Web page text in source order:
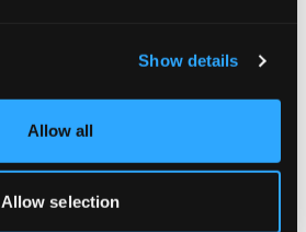
Show details
Allow all
Allow selection
NLFHINAJA SL LONG SOLID TANK
12,50 €25 €